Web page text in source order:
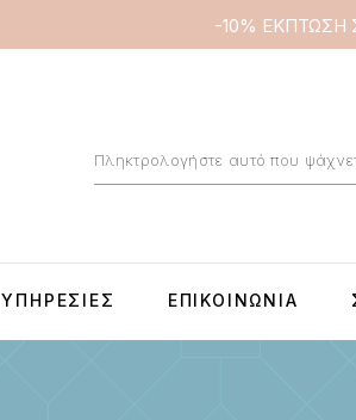
-10% ΕΚΠΤΩΣΗ
ΥΠΗΡΕΣΊΕΣ ΕΠΙΚΟΙΝΩΝΊΑ